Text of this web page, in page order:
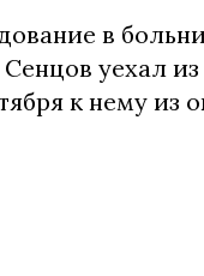
в
уехал
к нему из